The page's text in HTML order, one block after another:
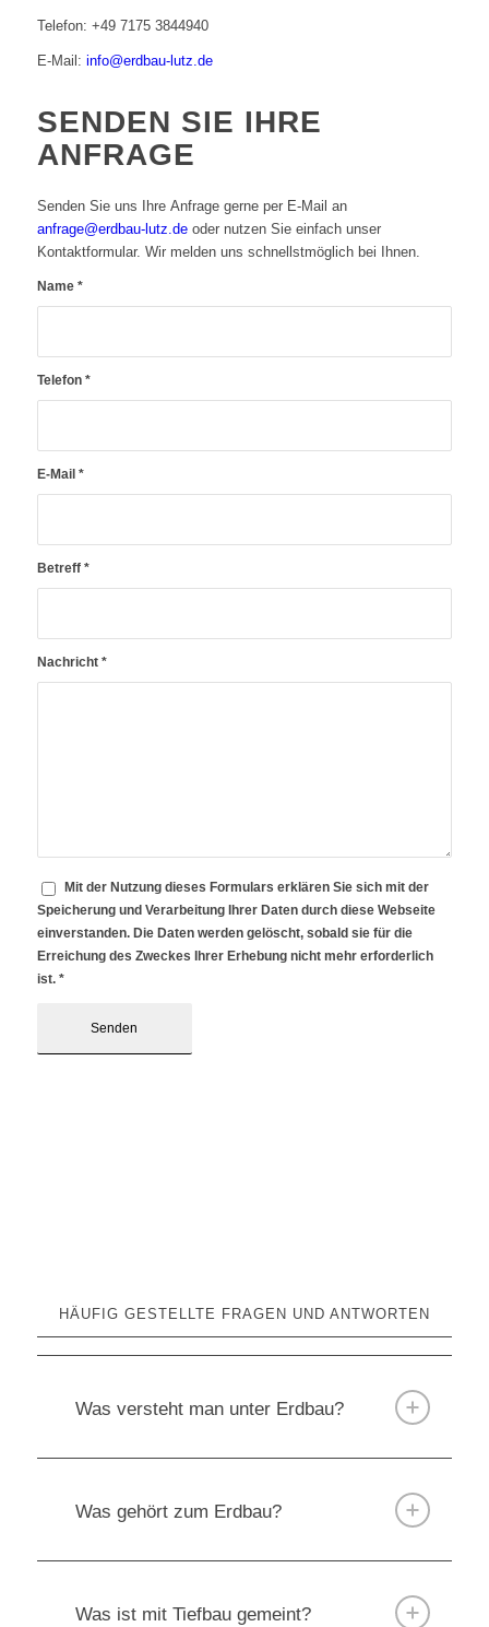
Telefon: +49 7175 3844940
E-Mail: info@erdbau-lutz.de
SENDEN SIE IHRE
ANFRAGE
Senden Sie uns Ihre Anfrage gerne per E-Mail an
anfrage@erdbau-lutz.deoder nutzen Sie einfach unser
Kontaktformular. Wir melden uns schnellstmöglich bei Ihnen.
Name *
Telefon *
E-Mail *
Betreff *
Nachricht *
Mit der Nutzung dieses Formulars erklären Sie sich mit der
Speicherung und Verarbeitung Ihrer Daten durch diese Webseite
einverstanden. Die Daten werden gelöscht, sobald sie für die
Erreichung des Zweckes Ihrer Erhebung nicht mehr erforderlich
ist. *
HÄUFIG GESTELLTE FRAGEN UND ANTWORTEN
Was versteht man unter Erdbau?
Was gehört zum Erdbau?
Was ist mit Tiefbau gemeint?